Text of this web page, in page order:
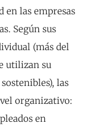
en las empresas
Según sus
(más del
utilizan su
las
organizativo:
en